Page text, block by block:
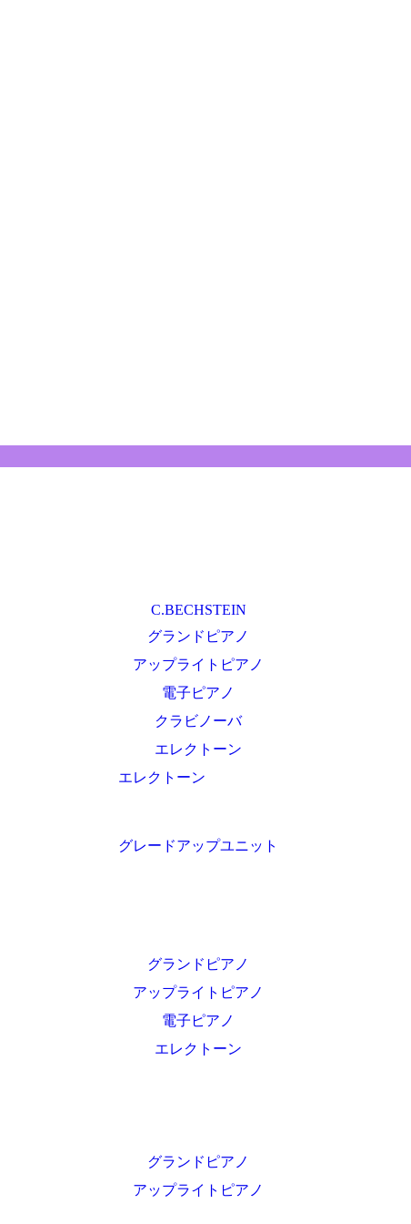
C.BECHSTEIN
グランドピアノ
アップライトピアノ
電子ピアノ
クラビノーバ
エレクトーン
エレクトーン
グレードアップユニット
グランドピアノ
アップライトピアノ
電子ピアノ
エレクトーン
グランドピアノ
アップライトピアノ